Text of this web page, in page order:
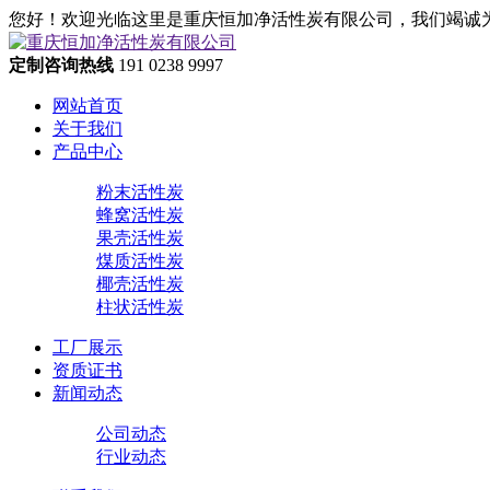
您好！欢迎光临这里是重庆恒加净活性炭有限公司，我们竭诚
定制咨询热线 191 0238 9997
网站首页
关于我们
产品中心
粉末活性炭
蜂窝活性炭
果壳活性炭
煤质活性炭
椰壳活性炭
柱状活性炭
工厂展示
资质证书
新闻动态
公司动态
行业动态